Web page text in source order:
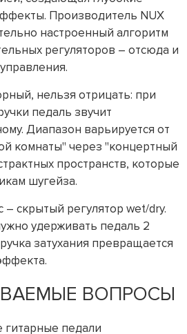
Производитель NUX
настроенный алгоритм
регуляторов – отсюда и
нельзя отрицать: при
педаль звучит
Диапазон варьируется от
комнаты" через "концертный
пространств, которые
шугейза.
скрытый регулятор wet/dry.
удерживать педаль 2
затухания превращается
ВОПРОСЫ